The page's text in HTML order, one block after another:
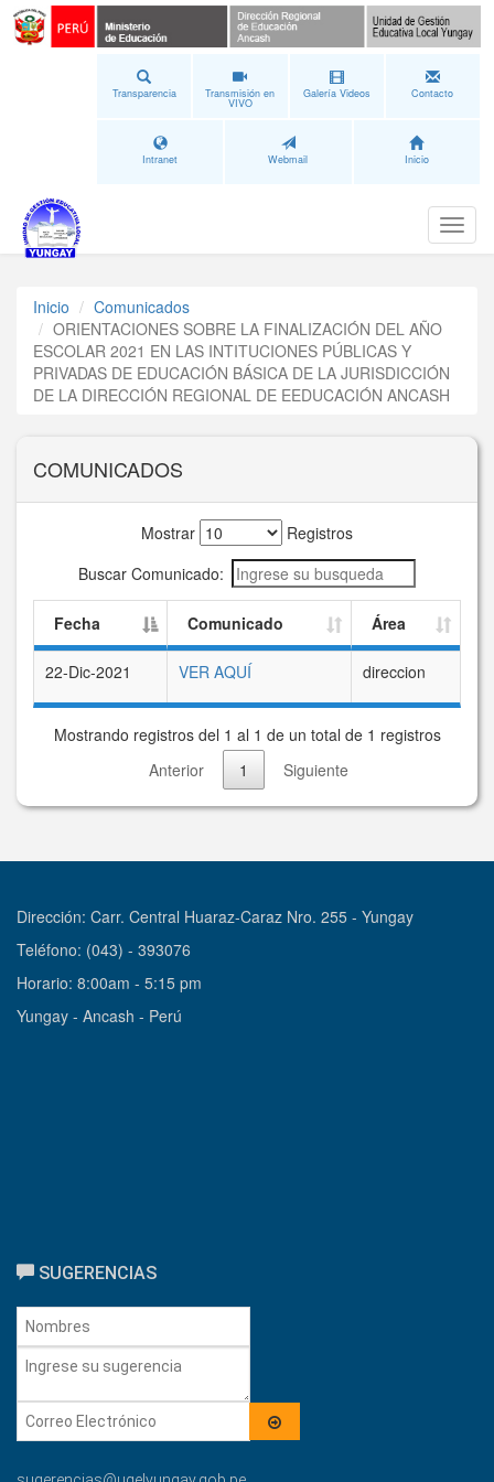
Transparencia Transmisión en
VIVO
Galería Videos Contacto
Intranet Webmail Inicio
Inicio
Comunicados
ORIENTACIONES SOBRE LA FINALIZACIÓN DEL AÑO
ESCOLAR 2021 EN LAS INTITUCIONES PÚBLICAS Y
PRIVADAS DE EDUCACIÓN BÁSICA DE LA JURISDICCIÓN
DE LA DIRECCIÓN REGIONAL DE EEDUCACIÓN ANCASH
COMUNICADOS
Mostrar
Registros
Buscar Comunicado:
Fecha Comunicado Área
22-Dic-2021 VER AQUÍ direccion
Mostrando registros del 1 al 1 de un total de 1 registros
Anterior
1 Siguiente
Dirección: Carr. Central Huaraz-Caraz Nro. 255 - Yungay
Teléfono: (043) - 393076
Horario: 8:00am - 5:15 pm
Yungay - Ancash - Perú
SUGERENCIAS